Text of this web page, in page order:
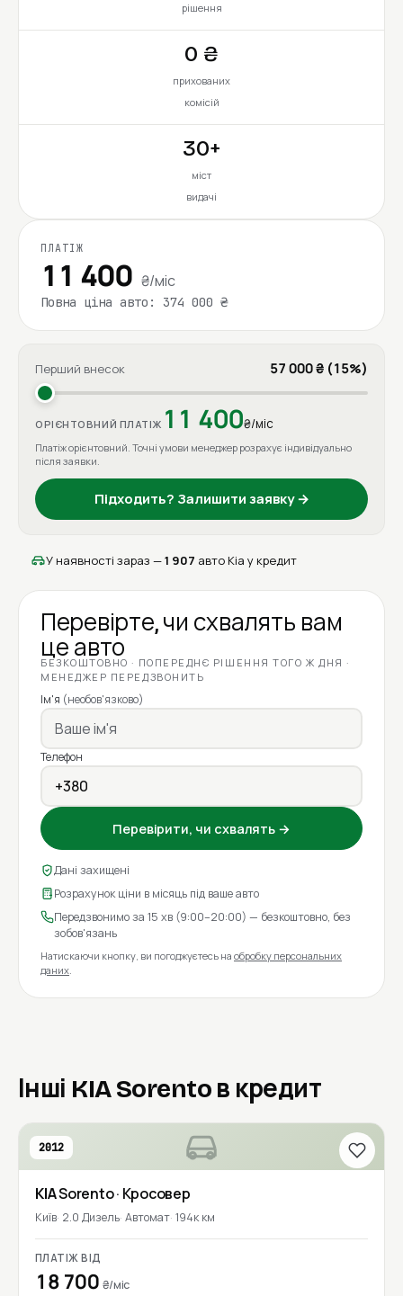
рішення
0 ₴
прихованих
комісій
30+
міст
видачі
ПЛАТІЖ
11 400 ₴/міс
Повна ціна авто: 374 000 ₴
Перший внесок 57 000 ₴ (15%)
ОРІЄНТОВНИЙ ПЛАТІЖ 11 400₴/міс
Платіж орієнтовний. Точні умови менеджер розрахує індивідуально
після заявки.
Підходить? Залишити заявку →
У наявності зараз —1 907 авто Kia у кредит
Перевірте, чи схвалять вам
це авто
БЕЗКОШТОВНО · ПОПЕРЕДНЄ РІШЕННЯ ТОГО Ж ДНЯ ·
МЕНЕДЖЕР ПЕРЕДЗВОНИТЬ
Ім'я (необов'язково)
Телефон
Перевірити, чи схвалять →
Дані захищені
Розрахунок ціни в місяць під ваше авто
Передзвонимо за 15 хв (9:00–20:00) — безкоштовно, без
зобов'язань
Натискаючи кнопку, ви погоджуєтесь на обробку персональних
даних.
Інші KIA Sorento в кредит
2012
KIASorento· Кросовер
Київ 2.0 Дизель Автомат 194к км
ПЛАТІЖ ВІД
18 700 ₴/міс